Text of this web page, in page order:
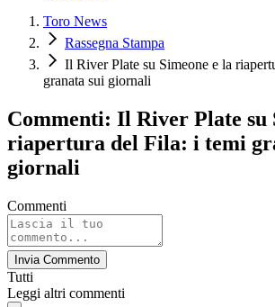
Toro News
Rassegna Stampa
Il River Plate su Simeone e la
granata sui giornali
Commenti: Il River Plate su
riapertura del Fila: i temi
giornali
Commenti
Invia Commento
Tutti
Leggi altri commenti